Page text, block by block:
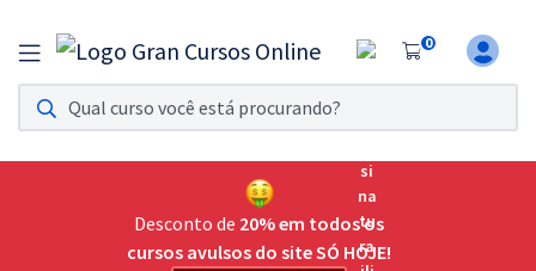
0
Assinatura Ilimitada 11
Acesso a todos os cursos. Teste grátis por 7 dias!
Assinatura OAB Até Passar
Acesso ilimitado a toda preparação para o Exame da
Desconto de 20% em todos os
cursos avulsos do site SÓ HOJE!